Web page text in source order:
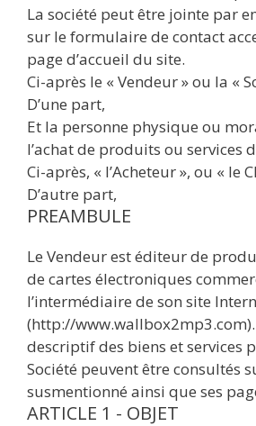
La société peut être jointe par
sur le formulaire de contact
page d’accueil du site.
Ci-après le « Vendeur » ou la «
D’une part,
Et la personne physique ou
l’achat de produits ou services
Ci-après, « l’Acheteur », ou « le
D’autre part,
PREAMBULE
Le Vendeur est éditeur de
de cartes électroniques
l’intermédiaire de son site
(http://
descriptif des biens et services
Société peuvent être consultés
susmentionné ainsi que ses
ARTICLE 1 - OBJET